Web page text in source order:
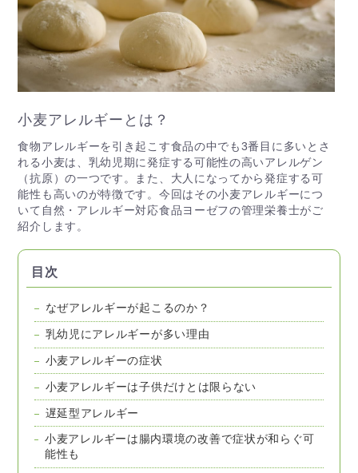
小麦アレルギーとは？
食物アレルギーを引き起こす食品の中でも3番目に多いとさ
れる小麦は、乳幼児期に発症する可能性の高いアレルゲン
（抗原）の一つです。また、大人になってから発症する可
能性も高いのが特徴です。今回はその小麦アレルギーにつ
いて自然・アレルギー対応食品ヨーゼフの管理栄養士がご
紹介します。
目次
なぜアレルギーが起こるのか？
乳幼児にアレルギーが多い理由
小麦アレルギーの症状
小麦アレルギーは子供だけとは限らない
遅延型アレルギー
小麦アレルギーは腸内環境の改善で症状が和らぐ可
能性も